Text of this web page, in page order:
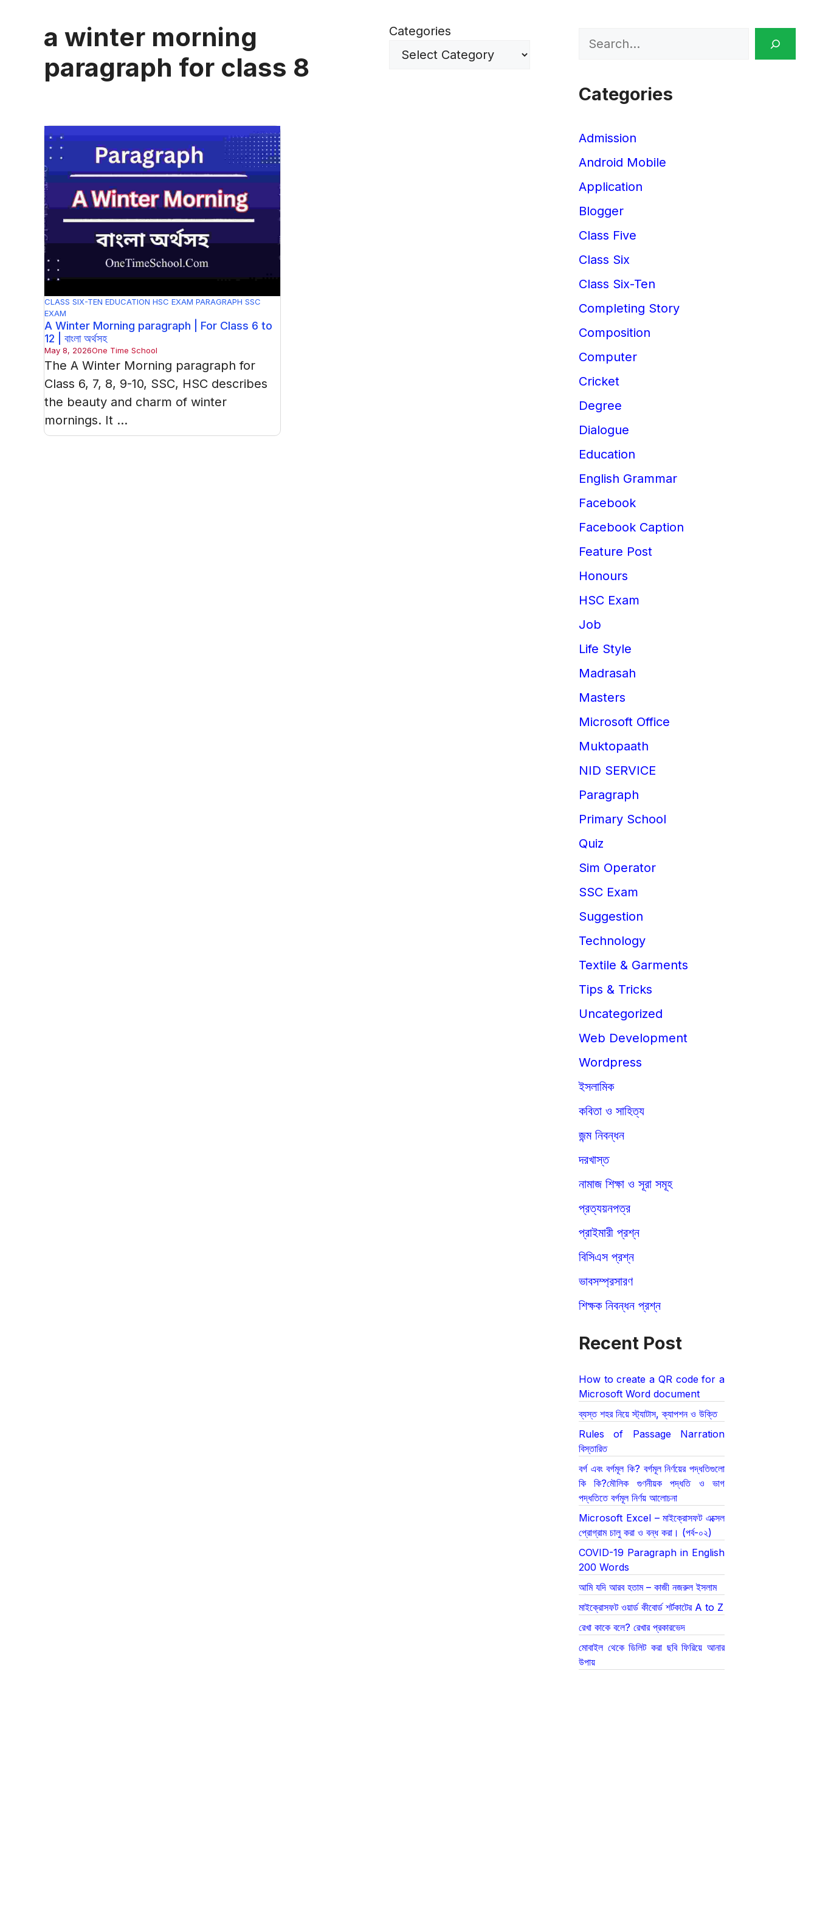
a winter morning
paragraph for class 8
Categories
CLASS SIX-TEN EDUCATION HSC EXAM PARAGRAPH SSC
EXAM
A Winter Morning paragraph | For Class 6 to
12 | বাংলা অর্থসহ
May 8, 2026One Time School
The A Winter Morning paragraph for
Class 6, 7, 8, 9-10, SSC, HSC describes
the beauty and charm of winter
mornings. It ...
Search
Categories
Admission
Android Mobile
Application
Blogger
Class Five
Class Six
Class Six-Ten
Completing Story
Composition
Computer
Cricket
Degree
Dialogue
Education
English Grammar
Facebook
Facebook Caption
Feature Post
Honours
HSC Exam
Job
Life Style
Madrasah
Masters
Microsoft Office
Muktopaath
NID SERVICE
Paragraph
Primary School
Quiz
Sim Operator
SSC Exam
Suggestion
Technology
Textile & Garments
Tips & Tricks
Uncategorized
Web Development
Wordpress
ইসলামিক
কবিতা ও সাহিত্য
জন্ম নিবন্ধন
দরখাস্ত
নামাজ শিক্ষা ও সূরা সমূহ
প্রত্যয়নপত্র
প্রাইমারী প্রশ্ন
বিসিএস প্রশ্ন
ভাবসম্প্রসারণ
শিক্ষক নিবন্ধন প্রশ্ন
Recent Post
How to create a QR code for a
Microsoft Word document
ব্যস্ত শহর নিয়ে স্ট্যাটাস, ক্যাপশন ও উক্তি
Rules of Passage Narration
বিস্তারিত
বর্গ এবং বর্গমূল কি? বর্গমূল নির্ণয়ের পদ্ধতিগুলো
কি কি?মৌলিক গুণনীয়ক পদ্ধতি ও ভাগ
পদ্ধতিতে বর্গমূল নির্ণয় আলোচনা
Microsoft Excel – মাইক্রোসফট এক্সেল
প্রোগ্রাম চালু করা ও বন্ধ করা। (পর্ব-০২)
COVID-19 Paragraph in English
200 Words
আমি যদি আরব হতাম – কাজী নজরুল ইসলাম
মাইক্রোসফট ওয়ার্ড কীবোর্ড শর্টকাটের A to Z
রেখা কাকে বলে? রেখার প্রকারভেদ
মোবাইল থেকে ডিলিট করা ছবি ফিরিয়ে আনার
উপায়